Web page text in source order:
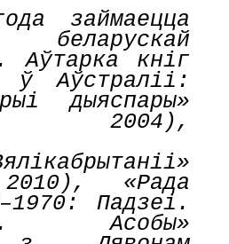
займаецца
беларускай
Аўтарка кніг
ў Аўстраліі:
дыяспары»
2004),
«Рада
Падзеі.
Асобы»